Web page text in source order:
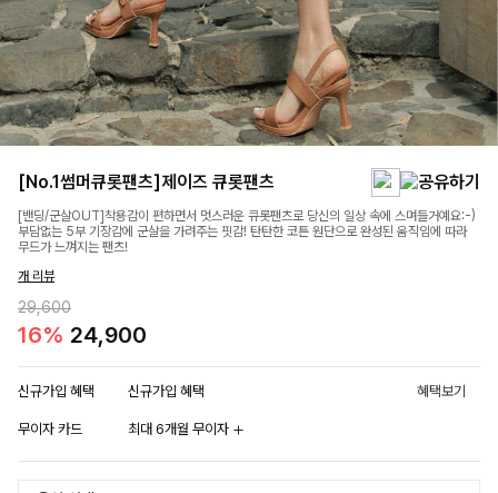
[No.1썸머큐롯팬츠]제이즈 큐롯팬츠
[밴딩/군살OUT]착용감이 편하면서 멋스러운 큐롯팬츠로 당신의 일상 속에 스며들거예요:-)
부담없는 5부 기장감에 군살을 가려주는 핏감! 탄탄한 코튼 원단으로 완성된 움직임에 따라
무드가 느껴지는 팬츠!
개 리뷰
29,600
16% 24,900
신규가입 혜택 신규가입 혜택 혜택보기
무이자 카드 최대 6개월 무이자